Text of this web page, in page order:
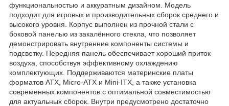
функциональностью и аккуратным дизайном. Модель
подходит для игровых и производительных сборок среднего и
высокого уровня. Корпус выполнен из прочной стали с
боковой панелью из закалённого стекла, что позволяет
демонстрировать внутренние компоненты системы и
подсветку. Передняя панель обеспечивает хороший приток
воздуха, способствуя эффективному охлаждению
комплектующих. Поддерживаются материнские платы
форматов ATX, Micro-ATX и Mini-ITX, а также установка
современных компонентов с оптимальной совместимостью
для актуальных сборок. Внутри предусмотрено достаточно